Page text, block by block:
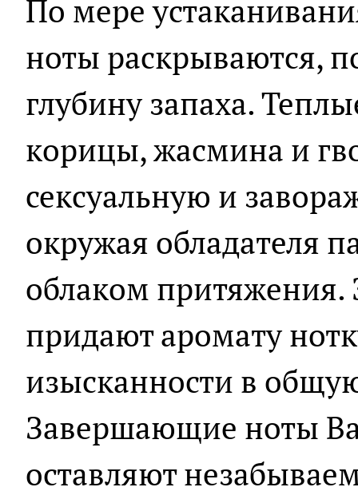
По мере
ноты раскрываются,
глубину запаха.
корицы, жасмина и
сексуальную и
окружая обладателя
облаком притяжения.
придают аромату
изысканности в
Завершающие ноты
оставляют